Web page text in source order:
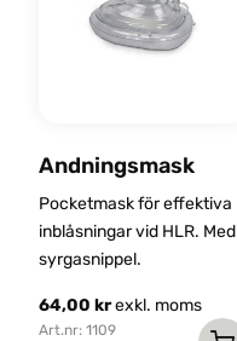
Andningsmask
Pocketmask för effektiva
inblåsningar vid HLR. Med
syrgasnippel.
64,00krexkl. moms
Art.nr: 1109